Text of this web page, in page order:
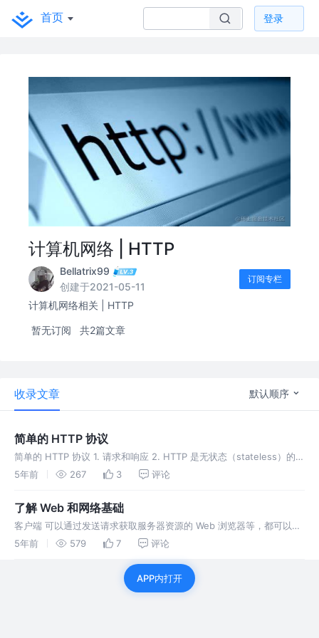
首页 登录
计算机网络 | HTTP
Bellatrix99
创建于2021-05-11
订阅专栏
计算机网络相关 | HTTP
暂无订阅 共2篇文章
收录文章 默认顺序
简单的 HTTP 协议
简单的 HTTP 协议 1. 请求和响应 2. HTTP 是无状态（stateless）的协
议 HTTP 协议自身不对请求和响应之间的通信状态进行保存
5年前 267 3 评论
了解 Web 和网络基础
客户端 可以通过发送请求获取服务器资源的 Web 浏览器等，都可以成
为客户端（ client ） 发送端 传输层（TCP 协议） 把从应用层处收到的
5年前 579 7 评论
APP内打开